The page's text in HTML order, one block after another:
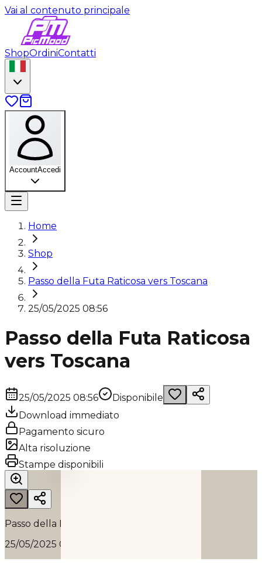
Vai al contenuto principale
ShopOrdiniContatti
AccountAccedi
Home
Shop
Passo della Futa Raticosa vers Toscana
25/05/2025 08:56
Passo della Futa Raticosa
vers Toscana
25/05/2025 08:56
Disponibile
Download immediato
Pagamento sicuro
Alta risoluzione
Stampe disponibiliPASSO DELLA FUTA RATICOSA VERS TOSCANA
Passo della Futa Raticosa vers Toscana
25/05/2025 08:56